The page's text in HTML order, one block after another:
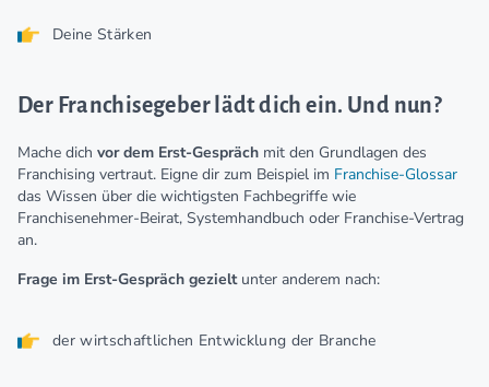
Deine Stärken
Der Franchisegeber lädt dich ein. Und nun?
Mache dich vor dem Erst-Gespräch mit den Grundlagen des
Franchising vertraut. Eigne dir zum Beispiel im Franchise-Glossar
das Wissen über die wichtigsten Fachbegriffe wie
Franchisenehmer-Beirat, Systemhandbuch oder Franchise-Vertrag
an.
Frage im Erst-Gespräch gezieltunter anderem nach:
der wirtschaftlichen Entwicklung der Branche